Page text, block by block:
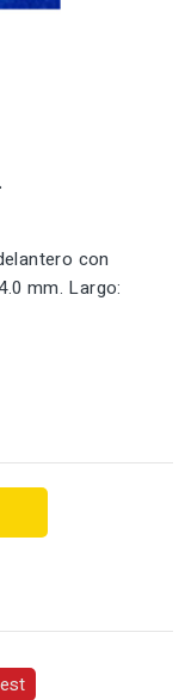
con
mm. Largo: